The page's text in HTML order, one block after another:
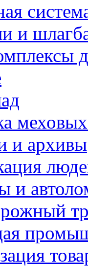
и
и архивы
и